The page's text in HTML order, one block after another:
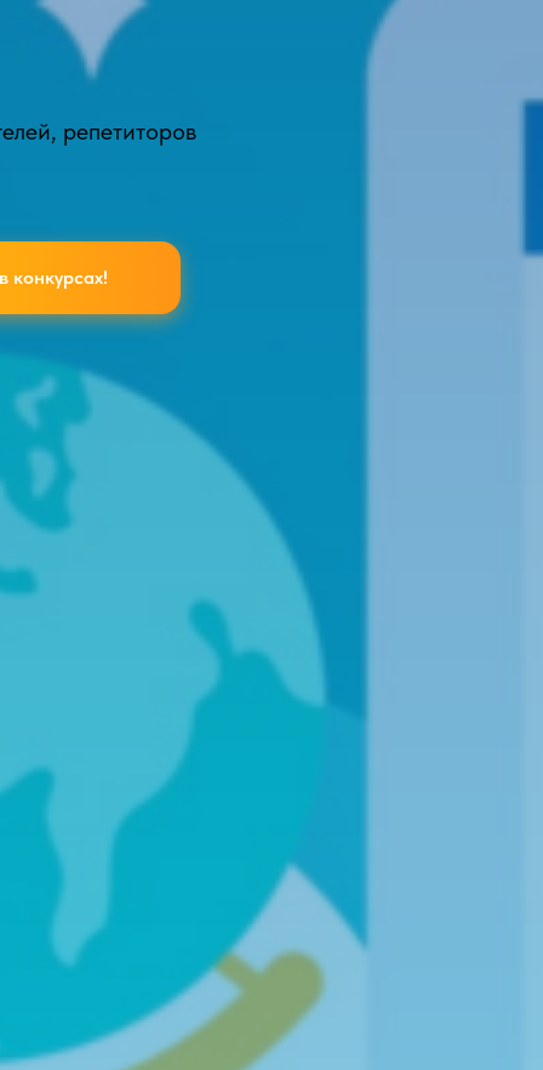
репетиторов
конкурсах!